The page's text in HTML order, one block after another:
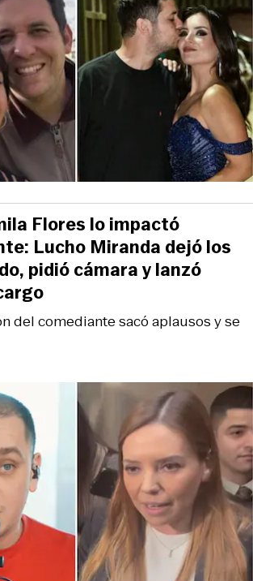
del comediante sacó aplausos y se
Flores lo impactó
Lucho Miranda dejó los
pidió cámara y lanzó